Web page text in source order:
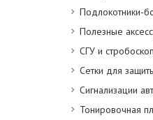
Подлокотники-
Полезные
СГУ и
Сетки для
Сигнализации
Тонировочная